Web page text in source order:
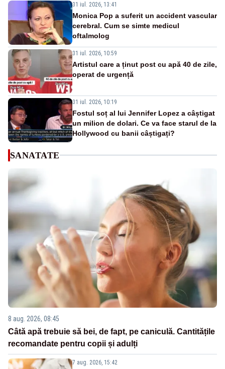
31 iul. 2026, 13:41
Monica Pop a suferit un accident vascular
cerebral. Cum se simte medicul
oftalmolog
31 iul. 2026, 10:59
Artistul care a ținut post cu apă 40 de zile,
operat de urgență
31 iul. 2026, 10:19
Fostul soț al lui Jennifer Lopez a câștigat
un milion de dolari. Ce va face starul de la
Hollywood cu banii câștigați?
SANATATE
8 aug. 2026, 08:45
Câtă apă trebuie să bei, de fapt, pe caniculă. Cantitățile
recomandate pentru copii și adulți
7 aug. 2026, 15:42